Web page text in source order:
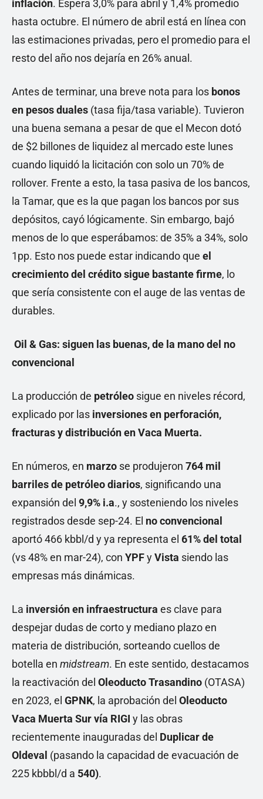
inflación. Espera 3,0% para abril y 1,4% promedio
hasta octubre. El número de abril está en línea con
las estimaciones privadas, pero el promedio para el
resto del año nos dejaría en 26% anual.
Antes de terminar, una breve nota para los bonos
en pesos duales (tasa fija/tasa variable). Tuvieron
una buena semana a pesar de que el Mecon dotó
de $2 billones de liquidez al mercado este lunes
cuando liquidó la licitación con solo un 70% de
rollover. Frente a esto, la tasa pasiva de los bancos,
la Tamar, que es la que pagan los bancos por sus
depósitos, cayó lógicamente. Sin embargo, bajó
menos de lo que esperábamos: de 35% a 34%, solo
1pp. Esto nos puede estar indicando que el
crecimiento del crédito sigue bastante firme, lo
que sería consistente con el auge de las ventas de
durables.
Oil & Gas: siguen las buenas, de la mano del no
convencional
La producción de petróleo sigue en niveles récord,
explicado por las inversiones en perforación,
fracturas y distribución en Vaca Muerta.
En números, en marzo se produjeron 764 mil
barriles de petróleo diarios, significando una
expansión del 9,9% i.a., y sosteniendo los niveles
registrados desde sep-24. El no convencional
aportó 466 kbbl/d y ya representa el 61% del total
(vs 48% en mar-24), con YPFyVista siendo las
empresas más dinámicas.
La inversión en infraestructura es clave para
despejar dudas de corto y mediano plazo en
materia de distribución, sorteando cuellos de
botella en midstream. En este sentido, destacamos
la reactivación del Oleoducto Trasandino (OTASA)
en 2023, el GPNK, la aprobación del Oleoducto
Vaca Muerta Sur vía RIGI y las obras
recientemente inauguradas del Duplicar de
Oldeval (pasando la capacidad de evacuación de
225 kbbbl/d a 540).